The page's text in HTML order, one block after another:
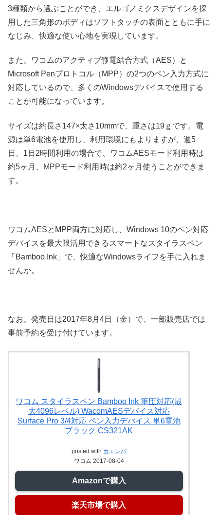
3種類から選ぶことができ、エルゴノミクスデザインを採
用した三角形のボディはソフトタッチの表面とともに手に
なじみ、快適な使い心地を実現しています。
また、ワコムのアクティブ静電結合方式（AES）と
Microsoft Penプロトコル（MPP）の2つのペン入力方式に
対応しているので、多くのWindowsデバイスで使用する
ことが可能になっています。
サイズは約長さ147×太さ10mmで、重さは19ｇです。電
源は単6電池を使用し、利用環境にもよりますが、週5
日、1日2時間利用の場合で、ワコムAESモード利用時は
約5ヶ月、MPPモード利用時は約2ヶ月使うことができま
す。
ワコムAESとMPP両方に対応し、Windows 10のペン対応
デバイスを最大限活用できるスマートなスタイラスペン
「Bamboo Ink」で、快適なWindowsライフを手に入れま
せんか。
なお、発売日は2017年8月4日（金）で、一部販売店では
事前予約を受け付けています。
ワコム スタイラスペン Bamboo Ink 筆圧対応(最
大4096レベル) WacomAESデバイス対応
Surface Pro 3/4対応 ペン入力デバイス 単6電池
ブラック CS321AK
posted with カエレバ
ワコム 2017-08-04
Amazonで購入
楽天市場で購入